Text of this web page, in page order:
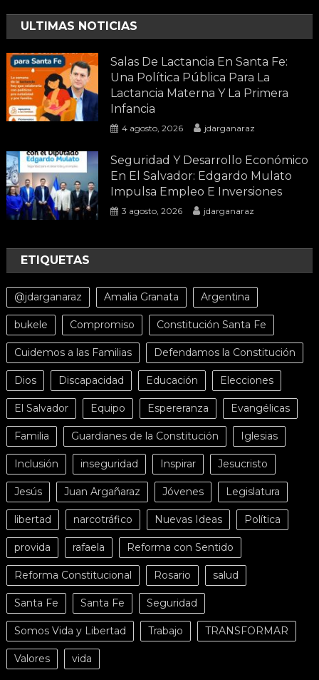
ULTIMAS NOTICIAS
Salas De Lactancia En Santa Fe:
Una Política Pública Para La
Lactancia Materna Y La Primera
Infancia
4 agosto, 2026 jdarganaraz
Seguridad Y Desarrollo Económico
En El Salvador: Edgardo Mulato
Impulsa Empleo E Inversiones
3 agosto, 2026 jdarganaraz
ETIQUETAS
@jdarganaraz Amalia Granata Argentina
bukele Compromiso Constitución Santa Fe
Cuidemos a las Familias Defendamos la Constitución
Dios Discapacidad Educación Elecciones
El Salvador Equipo Espereranza Evangélicas
Familia Guardianes de la Constitución Iglesias
Inclusión inseguridad Inspirar Jesucristo
Jesús Juan Argañaraz Jóvenes Legislatura
libertad narcotráfico Nuevas Ideas Política
provida rafaela Reforma con Sentido
Reforma Constitucional Rosario salud
Santa Fe Santa Fe Seguridad
Somos Vida y Libertad Trabajo TRANSFORMAR
Valores vida